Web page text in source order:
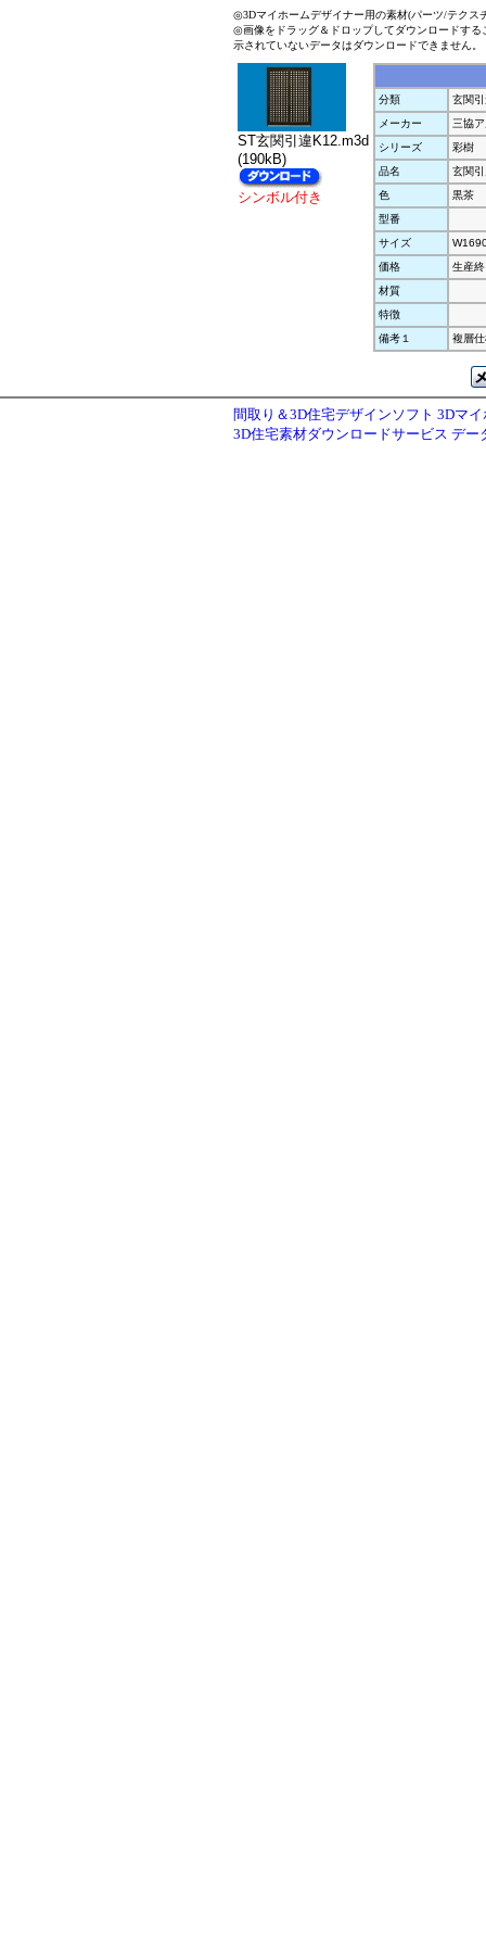
◎3Dマイホームデザイナー用の素材(パーツ/テクス
◎画像をドラッグ＆ドロップしてダウンロードす
示されていないデータはダウンロードできません。
ST玄関引違K12.m3d
(190kB)
シンボル付き
分類
玄関
メーカー
三協
シリーズ
彩樹
品名
玄関
色
黒茶
型番
サイズ
価格
生産
材質
特徴
備考１
複層
間取り＆3D住宅デザインソフト 3Dマ
3D住宅素材ダウンロードサービス デー